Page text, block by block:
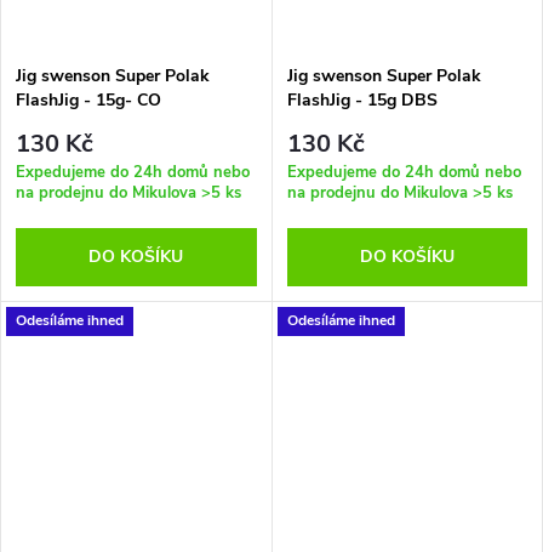
Jig swenson Super Polak
FlashJig - 15g- CO
130 Kč
Expedujeme do 24h domů nebo
na prodejnu do Mikulova >5 ks
DO KOŠÍKU
Jig swenson Super Polak
FlashJig - 15g DBS
130 Kč
Expedujeme do 24h domů nebo
na prodejnu do Mikulova >5 ks
DO KOŠÍKU
Odesíláme ihned Odesíláme ihned